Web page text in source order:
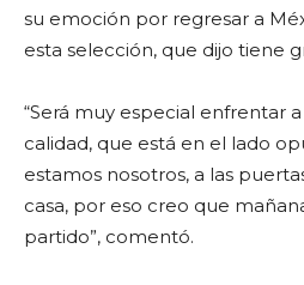
su emoción por regresar a
esta selección, que dijo tiene
“Será muy especial enfrentar
calidad, que está en el lado
estamos nosotros, a las
casa, por eso creo que
partido”, comentó.